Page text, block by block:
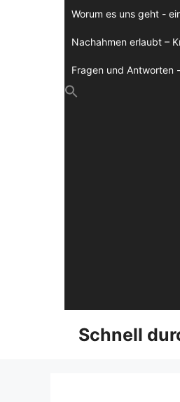
Worum es uns geht -
Nachahmen erlaubt –
Fragen und Antworten
Schnell